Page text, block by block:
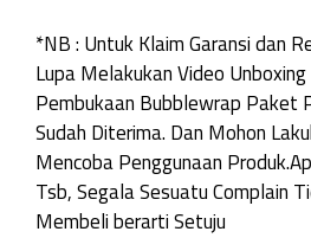
*NB : Untuk Klaim Garansi dan
Lupa Melakukan Video
Pembukaan Bubblewrap Paket
Sudah Diterima. Dan Mohon
Mencoba Penggunaan
Tsb, Segala Sesuatu Complain
Membeli berarti Setuju